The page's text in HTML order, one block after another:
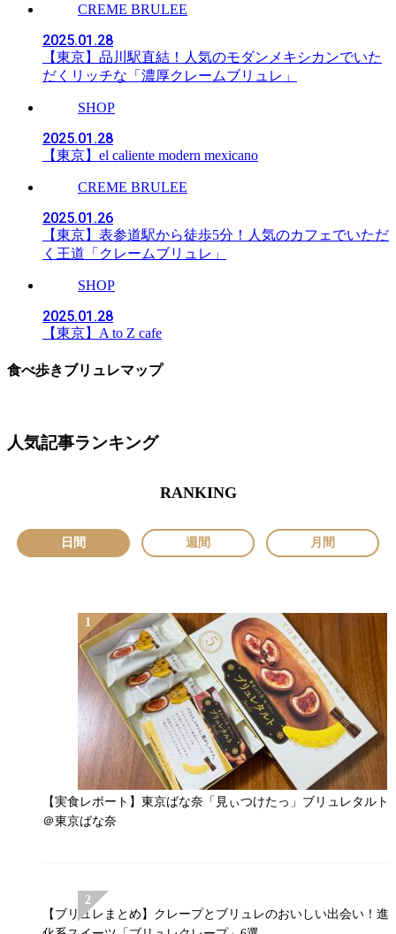
CREME BRULEE
2025.01.28
【東京】品川駅直結！人気のモダンメキシカンでいた
だくリッチな「濃厚クレームブリュレ」
SHOP
2025.01.28
【東京】el caliente modern mexicano
CREME BRULEE
2025.01.26
【東京】表参道駅から徒歩5分！人気のカフェでいただ
く王道「クレームブリュレ」
SHOP
2025.01.28
【東京】A to Z cafe
食べ歩きブリュレマップ
人気記事ランキング
RANKING
日間 週間 月間
【実食レポート】東京ばな奈「見ぃつけたっ」ブリュレタルト
＠東京ばな奈
【ブリュレまとめ】クレープとブリュレのおいしい出会い！進